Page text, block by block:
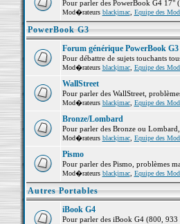
Pour parler des PowerBook G4 17"
Mod�rateurs blackjmac, Equipe des
PowerBook G3
Forum générique PowerBook G3
Pour débattre de sujets touchants
Mod�rateurs blackjmac, Equipe des
WallStreet
Pour parler des WallStreet,
Mod�rateurs blackjmac, Equipe des
Bronze/Lombard
Pour parler des Bronze ou
Mod�rateurs blackjmac, Equipe des
Pismo
Pour parler des Pismo, problèmes
Mod�rateurs blackjmac, Equipe des
Autres Portables
iBook G4
Pour parler des iBook G4 (800,